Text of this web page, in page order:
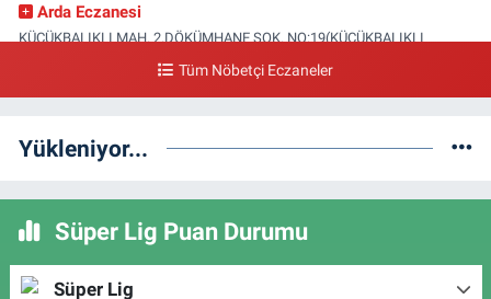
Arda Eczanesi
KÜÇÜKBALIKLI MAH. 2.DÖKÜMHANE SOK. NO:19(KÜÇÜKBALIKLI
Türsel Eczanesi
0 (224) 249 46 47 Yol Tarifi Al
Ebru Eczanesi
Tüm Nöbetçi Eczaneler
Yükleniyor...
Süper Lig Puan Durumu
Süper Lig